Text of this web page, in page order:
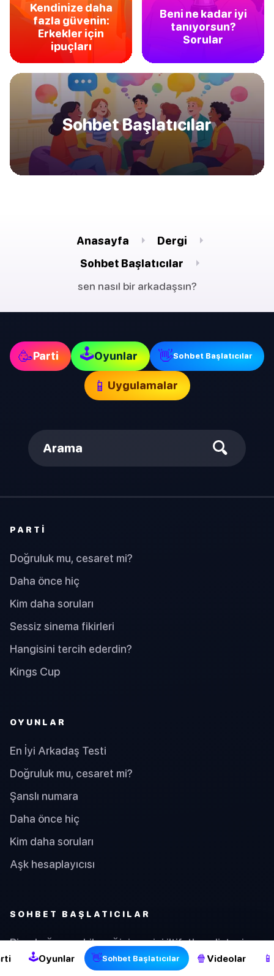
🕹Oyunlar 👋Sohbet Başlatıcılar 🍿 Videolar 📱
Kendinize daha
fazla güvenin:
Erkekler için
ipuçları
Beni ne kadar iyi
tanıyorsun?
Sorular
Sohbet Başlatıcılar
Anasayfa
Dergi
Sohbet Başlatıcılar
sen nasıl bir arkadaşsın?
🥳Parti 🕹Oyunlar 👋Sohbet Başlatıcılar
📱 Uygulamalar
Arama
PARTI
Doğruluk mu, cesaret mi?
Daha önce hiç
Kim daha soruları
Sessiz sinema fikirleri
Hangisini tercih ederdin?
Kings Cup
OYUNLAR
En İyi Arkadaş Testi
Doğruluk mu, cesaret mi?
Şanslı numara
Daha önce hiç
Kim daha soruları
Aşk hesaplayıcısı
SOHBET BAŞLATICILAR
Bir erkeğe verebileceğiniz en iyi iltifatların listesi
Metin üzerinden nasıl flört edilir